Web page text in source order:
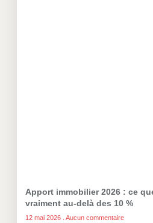
Apport immobilier 2026 : ce
vraiment au-delà des 10 %
12 mai 2026 Aucun commentaire